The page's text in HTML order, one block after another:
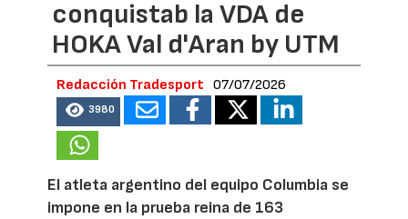
conquistab la VDA de
HOKA Val d'Aran by UTM
Redacción Tradesport 07/07/2026
3980
El atleta argentino del equipo Columbia se
impone en la prueba reina de 163